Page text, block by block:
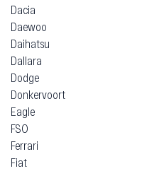
Dacia
Daewoo
Daihatsu
Dallara
Dodge
Donkervoort
Eagle
FSO
Ferrari
Fiat